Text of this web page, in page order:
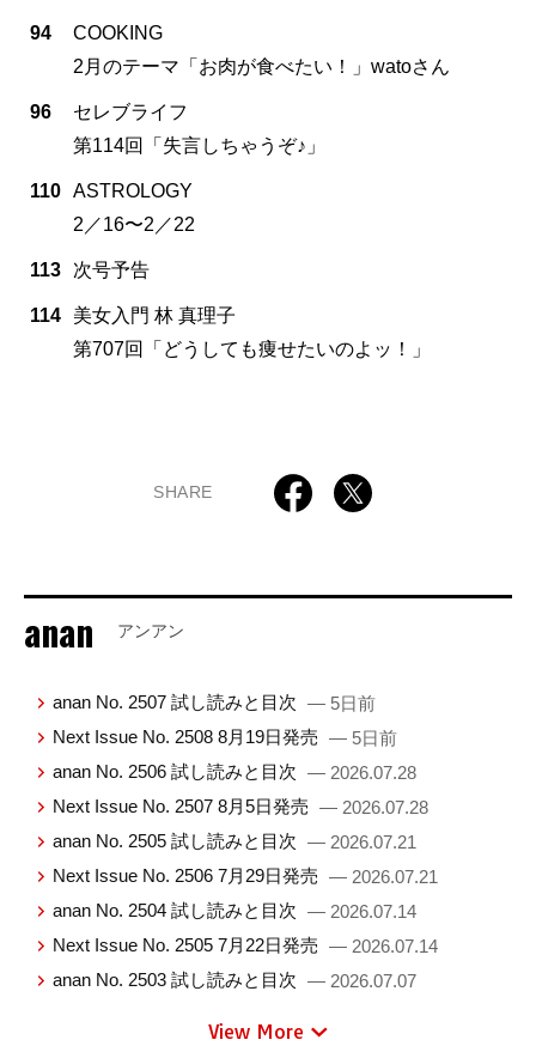
94
COOKING
2月のテーマ「お肉が食べたい！」watoさん
96
セレブライフ
第114回「失言しちゃうぞ♪」
110 ASTROLOGY
2／16〜2／22
113 次号予告
114
美女入門 林 真理子
第707回「どうしても痩せたいのよッ！」
SHARE
anan アンアン
anan No. 2507 試し読みと目次 — 5日前
Next Issue No. 2508 8月19日発売 — 5日前
anan No. 2506 試し読みと目次 — 2026.07.28
Next Issue No. 2507 8月5日発売 — 2026.07.28
anan No. 2505 試し読みと目次 — 2026.07.21
Next Issue No. 2506 7月29日発売 — 2026.07.21
anan No. 2504 試し読みと目次 — 2026.07.14
Next Issue No. 2505 7月22日発売 — 2026.07.14
anan No. 2503 試し読みと目次 — 2026.07.07
View More